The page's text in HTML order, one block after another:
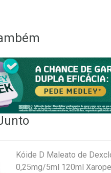
Kóide D Maleato de
0,25mg/5ml 120ml Xarope